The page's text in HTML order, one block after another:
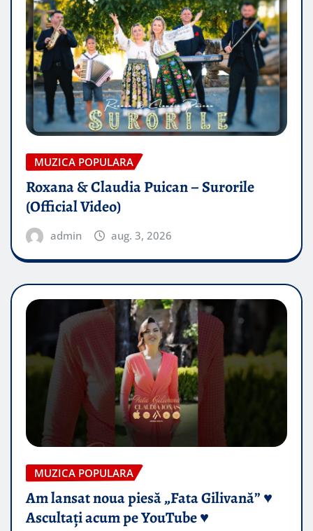
MUZICA POPULARA
Roxana & Claudia Puican – Surorile
(Official Video)
admin aug. 3, 2026
MUZICA POPULARA
Am lansat noua piesă „Fata Gilivană” ♥️
Ascultați acum pe YouTube ♥️